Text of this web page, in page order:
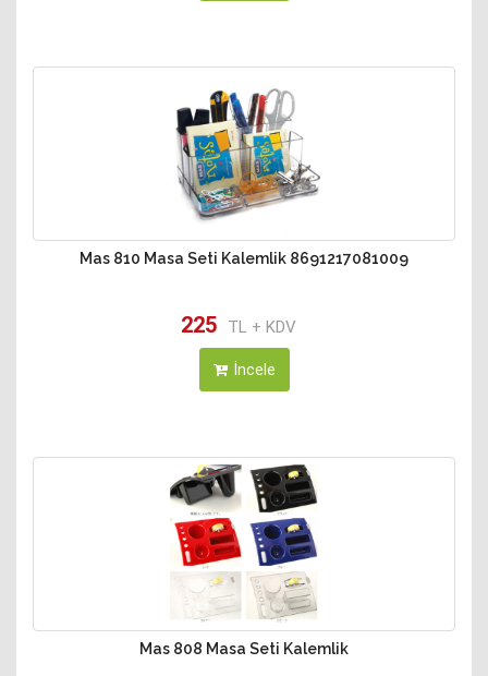
Mas 810 Masa Seti Kalemlik 8691217081009
225 TL + KDV
İncele
Mas 808 Masa Seti Kalemlik